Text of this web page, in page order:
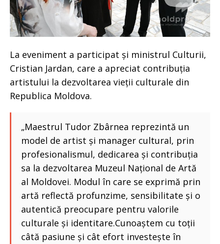
La eveniment a participat și ministrul Culturii,
Cristian Jardan, care a apreciat contribuția
artistului la dezvoltarea vieții culturale din
Republica Moldova.
„Maestrul Tudor Zbârnea reprezintă un
model de artist și manager cultural, prin
profesionalismul, dedicarea și contribuția
sa la dezvoltarea Muzeul Național de Artă
al Moldovei. Modul în care se exprimă prin
artă reflectă profunzime, sensibilitate și o
autentică preocupare pentru valorile
culturale și identitare.Cunoaștem cu toții
câtă pasiune și cât efort investește în